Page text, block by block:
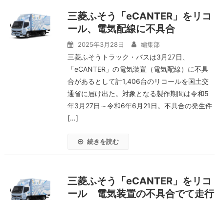
三菱ふそう「eCANTER」をリコ
ール、電気配線に不具合
2025年3月28日 編集部
三菱ふそうトラック・バスは3月27日、
「eCANTER」の電気装置（電気配線）に不具
合があるとして計1,406台のリコールを国土交
通省に届け出た。対象となる製作期間は令和5
年3月27日～令和6年6月21日。不具合の発生件
[…]
続きを読む
三菱ふそう「eCANTER」をリコ
ール 電気装置の不具合でて走行